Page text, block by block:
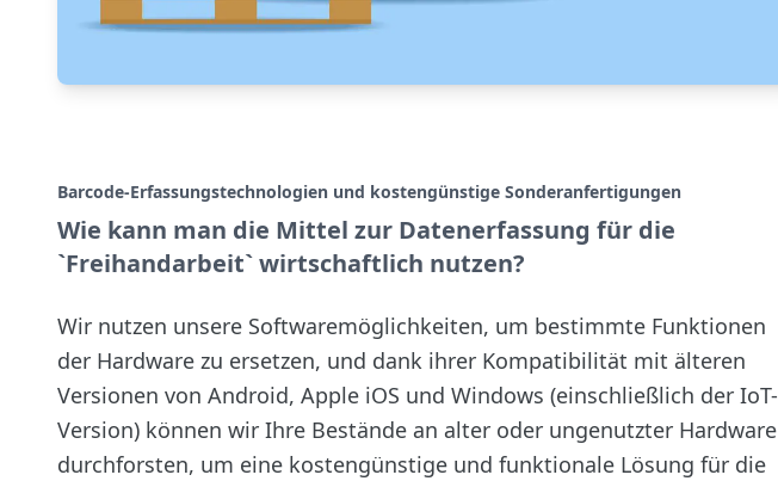
Barcode-Erfassungstechnologien und kostengünstige Sonderanfertigungen
Wie kann man die Mittel zur Datenerfassung für die
`Freihandarbeit` wirtschaftlich nutzen?
Wir nutzen unsere Softwaremöglichkeiten, um bestimmte Funktionen
der Hardware zu ersetzen, und dank ihrer Kompatibilität mit älteren
Versionen von Android, Apple iOS und Windows (einschließlich der IoT-
Version) können wir Ihre Bestände an alter oder ungenutzter Hardware
durchforsten, um eine kostengünstige und funktionale Lösung für die